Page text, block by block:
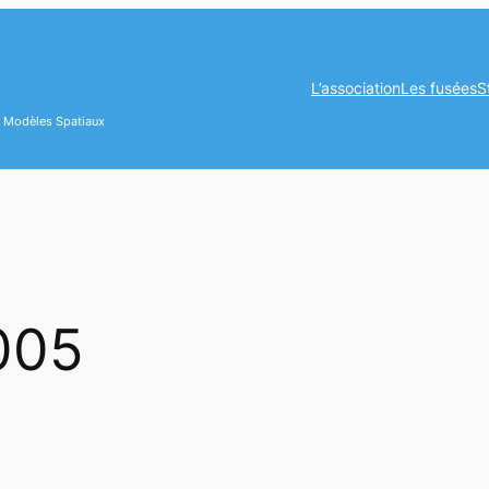
Spatiaux
L’associationLes fusées